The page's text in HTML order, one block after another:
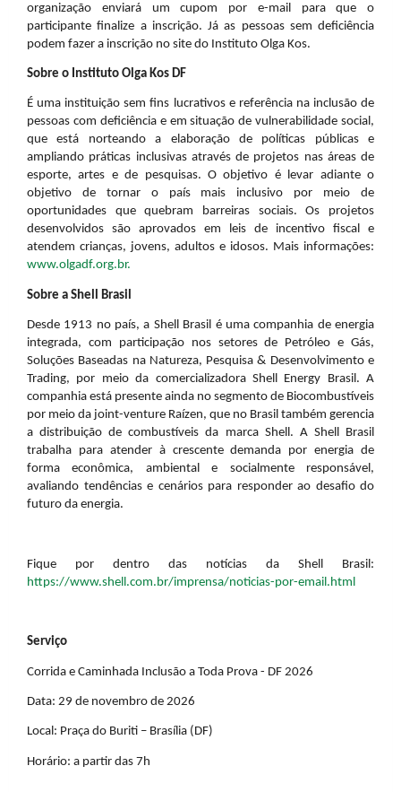
organização enviará um cupom por e-mail para que o
participante finalize a inscrição. Já as pessoas sem deficiência
podem fazer a inscrição no site do Instituto Olga Kos.
Sobre o Instituto Olga Kos DF
É uma instituição sem fins lucrativos e referência na inclusão de
pessoas com deficiência e em situação de vulnerabilidade social,
que está norteando a elaboração de políticas públicas e
ampliando práticas inclusivas através de projetos nas áreas de
esporte, artes e de pesquisas. O objetivo é levar adiante o
objetivo de tornar o país mais inclusivo por meio de
oportunidades que quebram barreiras sociais. Os projetos
desenvolvidos são aprovados em leis de incentivo fiscal e
atendem crianças, jovens, adultos e idosos. Mais informações:
www.olgadf.org.br.
Sobre a Shell Brasil
Desde 1913 no país, a Shell Brasil é uma companhia de energia
integrada, com participação nos setores de Petróleo e Gás,
Soluções Baseadas na Natureza, Pesquisa & Desenvolvimento e
Trading, por meio da comercializadora Shell Energy Brasil. A
companhia está presente ainda no segmento de Biocombustíveis
por meio da joint-venture Raízen, que no Brasil também gerencia
a distribuição de combustíveis da marca Shell. A Shell Brasil
trabalha para atender à crescente demanda por energia de
forma econômica, ambiental e socialmente responsável,
avaliando tendências e cenários para responder ao desafio do
futuro da energia.
Fique por dentro das notícias da Shell Brasil:
https://www.shell.com.br/imprensa/noticias-por-email.html
Serviço
Corrida e Caminhada Inclusão a Toda Prova - DF 2026
Data: 29 de novembro de 2026
Local: Praça do Buriti – Brasília (DF)
Horário: a partir das 7h